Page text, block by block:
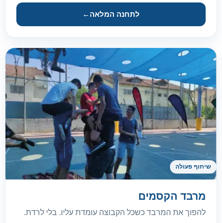
לתחנה המלאה ←
שיתוף פעולה
מרבד הקסמים
להפוך את המרבד כשכל הקבוצה עומדת עליו. בלי לרדת.